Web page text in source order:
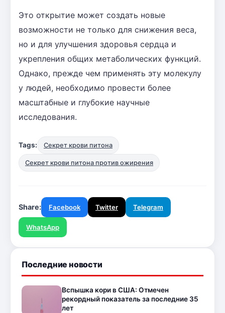
Это открытие может создать новые
возможности не только для снижения веса,
но и для улучшения здоровья сердца и
укрепления общих метаболических функций.
Однако, прежде чем применять эту молекулу
у людей, необходимо провести более
масштабные и глубокие научные
исследования.
Tags: Секрет крови питона
Секрет крови питона против ожирения
Share: Facebook Twitter Telegram
WhatsApp
Последние новости
Вспышка кори в США: Отмечен
рекордный показатель за последние 35
лет